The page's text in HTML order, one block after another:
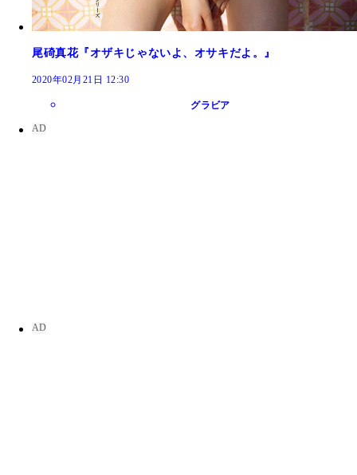
尾碕真花『オザキじゃないよ、オサキだよ。』
2020年02月21日 12:30
グラビア